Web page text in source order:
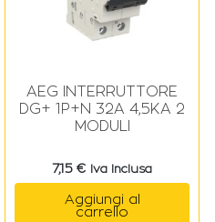
AEG INTERRUTTORE
DG+ 1P+N 32A 4,5KA 2
MODULI
7,15 € Iva Inclusa
Aggiungi al
carrello